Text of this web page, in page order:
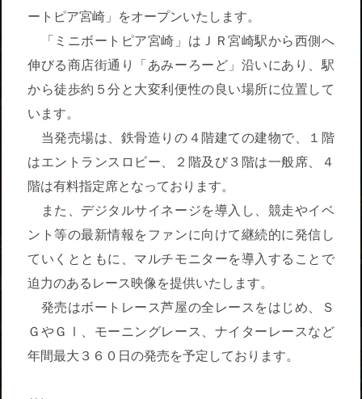
ートピア宮崎」をオープンいたします。
「ミニボートピア宮崎」はＪＲ宮崎駅から西側へ
伸びる商店街通り「あみーろーど」沿いにあり、駅
から徒歩約５分と大変利便性の良い場所に位置して
います。
当発売場は、鉄骨造りの４階建ての建物で、１階
はエントランスロビー、２階及び３階は一般席、４
階は有料指定席となっております。
また、デジタルサイネージを導入し、競走やイベ
ント等の最新情報をファンに向けて継続的に発信し
ていくとともに、マルチモニターを導入することで
迫力のあるレース映像を提供いたします。
発売はボートレース芦屋の全レースをはじめ、Ｓ
ＧやＧⅠ、モーニングレース、ナイターレースなど
年間最大３６０日の発売を予定しております。